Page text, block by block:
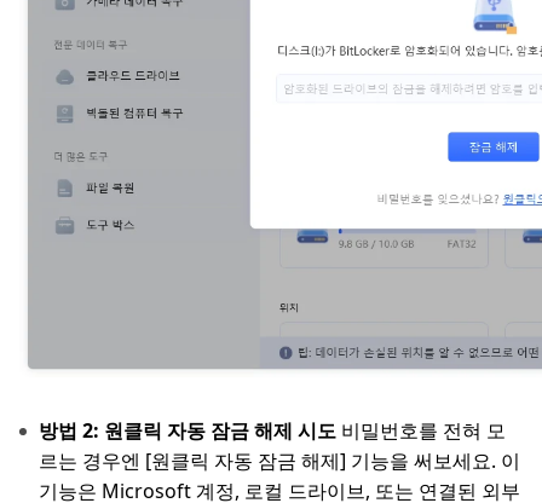
방법 2: 원클릭 자동 잠금 해제 시도 비밀번호를 전혀 모
르는 경우엔 [원클릭 자동 잠금 해제] 기능을 써보세요. 이
기능은 Microsoft 계정, 로컬 드라이브, 또는 연결된 외부